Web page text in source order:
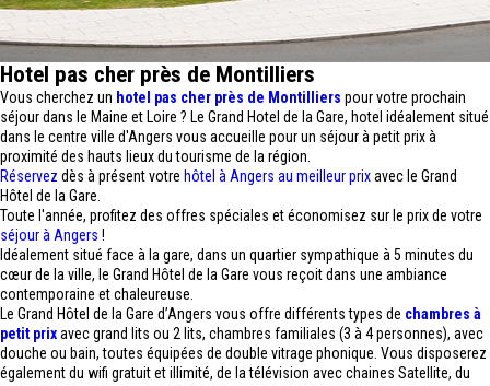
Hotel pas cher près de Montilliers
Vous cherchez un hotel pas cher près de Montilliers pour votre prochain
séjour dans le Maine et Loire ? Le Grand Hotel de la Gare, hotel idéalement situé
dans le centre ville d'Angers vous accueille pour un séjour à petit prix à
proximité des hauts lieux du tourisme de la région.
Réservez dès à présent votre hôtel à Angers au meilleur prixavec le Grand
Hôtel de la Gare.
Toute l'année, profitez des offres spéciales et économisez sur le prix de votre
séjour à Angers !
Idéalement situé face à la gare, dans un quartier sympathique à 5 minutes du
cœur de la ville, le Grand Hôtel de la Gare vous reçoit dans une ambiance
contemporaine et chaleureuse.
Le Grand Hôtel de la Gare d’Angers vous offre différents types de chambres à
petit prixavec grand lits ou 2 lits, chambres familiales (3 à 4 personnes), avec
douche ou bain, toutes équipées de double vitrage phonique. Vous disposerez
également du wifi gratuit et illimité, de la télévision avec chaines Satellite, du